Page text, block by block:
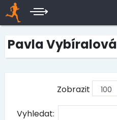
Pavla Vybíralová
Zobrazit
Vyhledat: